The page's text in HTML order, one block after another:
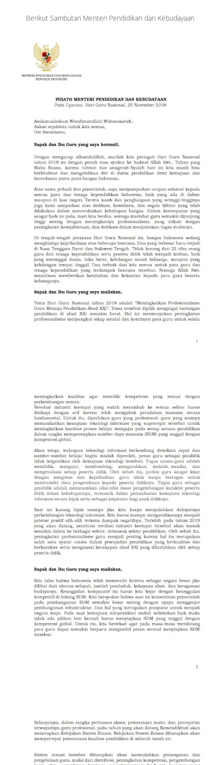
Berikut Sambutan Menteri Pendidikan dan Kebudayaan